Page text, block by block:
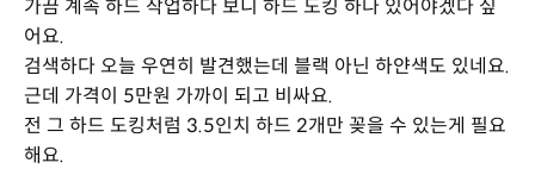
가끔 계속 하드 작업하다 보니 하드 도킹 하나 있어야겠다 싶
어요.
검색하다 오늘 우연히 발견했는데 블랙 아닌 하얀색도 있네요.
근데 가격이 5만원 가까이 되고 비싸요.
전 그 하드 도킹처럼 3.5인치 하드 2개만 꽂을 수 있는게 필요
해요.